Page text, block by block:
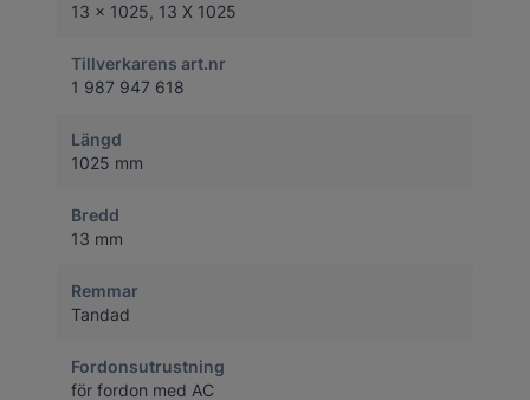
13 x 1025, 13 X 1025
Tillverkarens art.nr
1 987 947 618
Längd
1025 mm
Bredd
13 mm
Remmar
Tandad
Fordonsutrustning
för fordon med AC